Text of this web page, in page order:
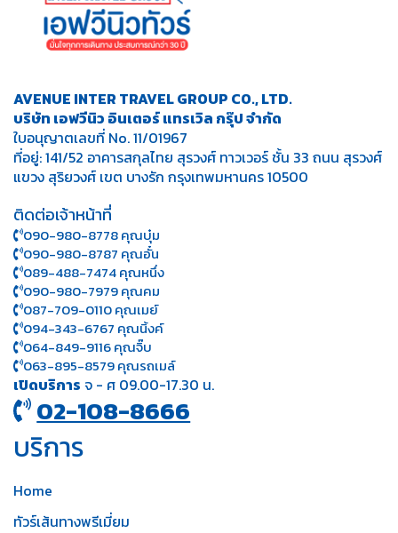
AVENUE INTER TRAVEL GROUP CO., LTD.
บริษัท เอฟวีนิว อินเตอร์ แทรเวิล กรุ๊ป จำกัด
ใบอนุญาตเลขที่ No. 11/01967
ที่อยู่: 141/52 อาคารสกุลไทย สุรวงศ์ ทาวเวอร์ ชั้น 33 ถนน สุรวงศ์
แขวง สุริยวงศ์ เขต บางรัก กรุงเทพมหานคร 10500
ติดต่อเจ้าหน้าที่
090-980-8778 คุณบุ๋ม
090-980-8787 คุณอั๋น
089-488-7474 คุณหนึ่ง
090-980-7979 คุณคม
087-709-0110 คุณเมย์
094-343-6767 คุณนิ้งค์
064-849-9116 คุณจิ๊บ
063-895-8 579คุณรถเมล์
เปิดบริการ จ - ศ 09.00-17.30 น.
02-108-8666
บริการ
Home
ทัวร์เส้นทางพรีเมี่ยม